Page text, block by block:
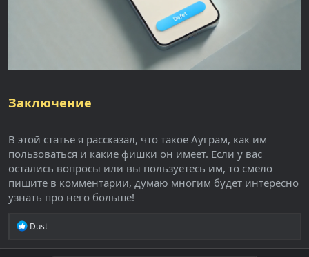
Заключение
В этой статье я рассказал, что такое Ауграм, как им
пользоваться и какие фишки он имеет. Если у вас
остались вопросы или вы пользуетесь им, то смело
пишите в комментарии, думаю многим будет интересно
узнать про него больше!
Р
а
Dust